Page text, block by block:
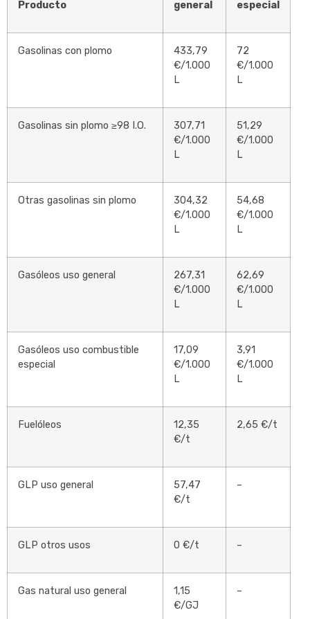
Producto general especial
Gasolinas con plomo
433,79
€/1.000
L
72
€/1.000
L
Gasolinas sin plomo ≥98 I.O.
307,71
€/1.000
L
51,29
€/1.000
L
Otras gasolinas sin plomo
304,32
€/1.000
L
54,68
€/1.000
L
Gasóleos uso general
267,31
€/1.000
L
62,69
€/1.000
L
Gasóleos uso combustible
especial
17,09
€/1.000
L
3,91
€/1.000
L
Fuelóleos
12,35
€/t
2,65 €/t
GLP uso general
57,47
€/t
–
GLP otros usos 0 €/t –
Gas natural uso general
1,15
€/GJ
–